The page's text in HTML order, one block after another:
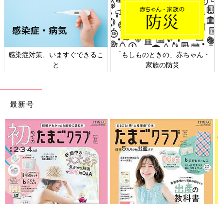
ん・
日本外来小児科学会リーフレッ
六星占術 細木かおりさん
相談
最新号